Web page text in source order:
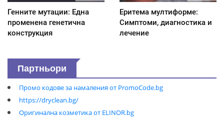
Генните мутации: Една
променена генетична
конструкция
Еритема мултиформе:
Симптоми, диагностика и
лечение
Партньори
Промо кодове за намаления от PromoCode.bg
https://dryclean.bg/
Оригинална козметика от ELINOR.bg